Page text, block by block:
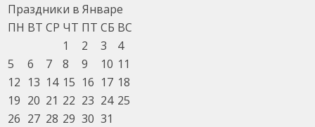
Праздники в Январе
ПН ВТ СР ЧТ ПТ СБ ВС
1
2 3
4
5
6 7 8 9 10 11
12 13 14 15 16 17 18
19 20 21 22 23 24 25
26 27 28 29 30 31